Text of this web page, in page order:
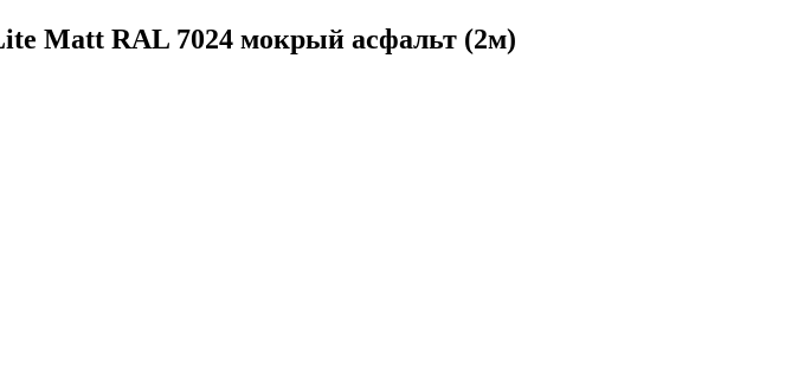
Matt RAL 7024 мокрый асфальт (2м)